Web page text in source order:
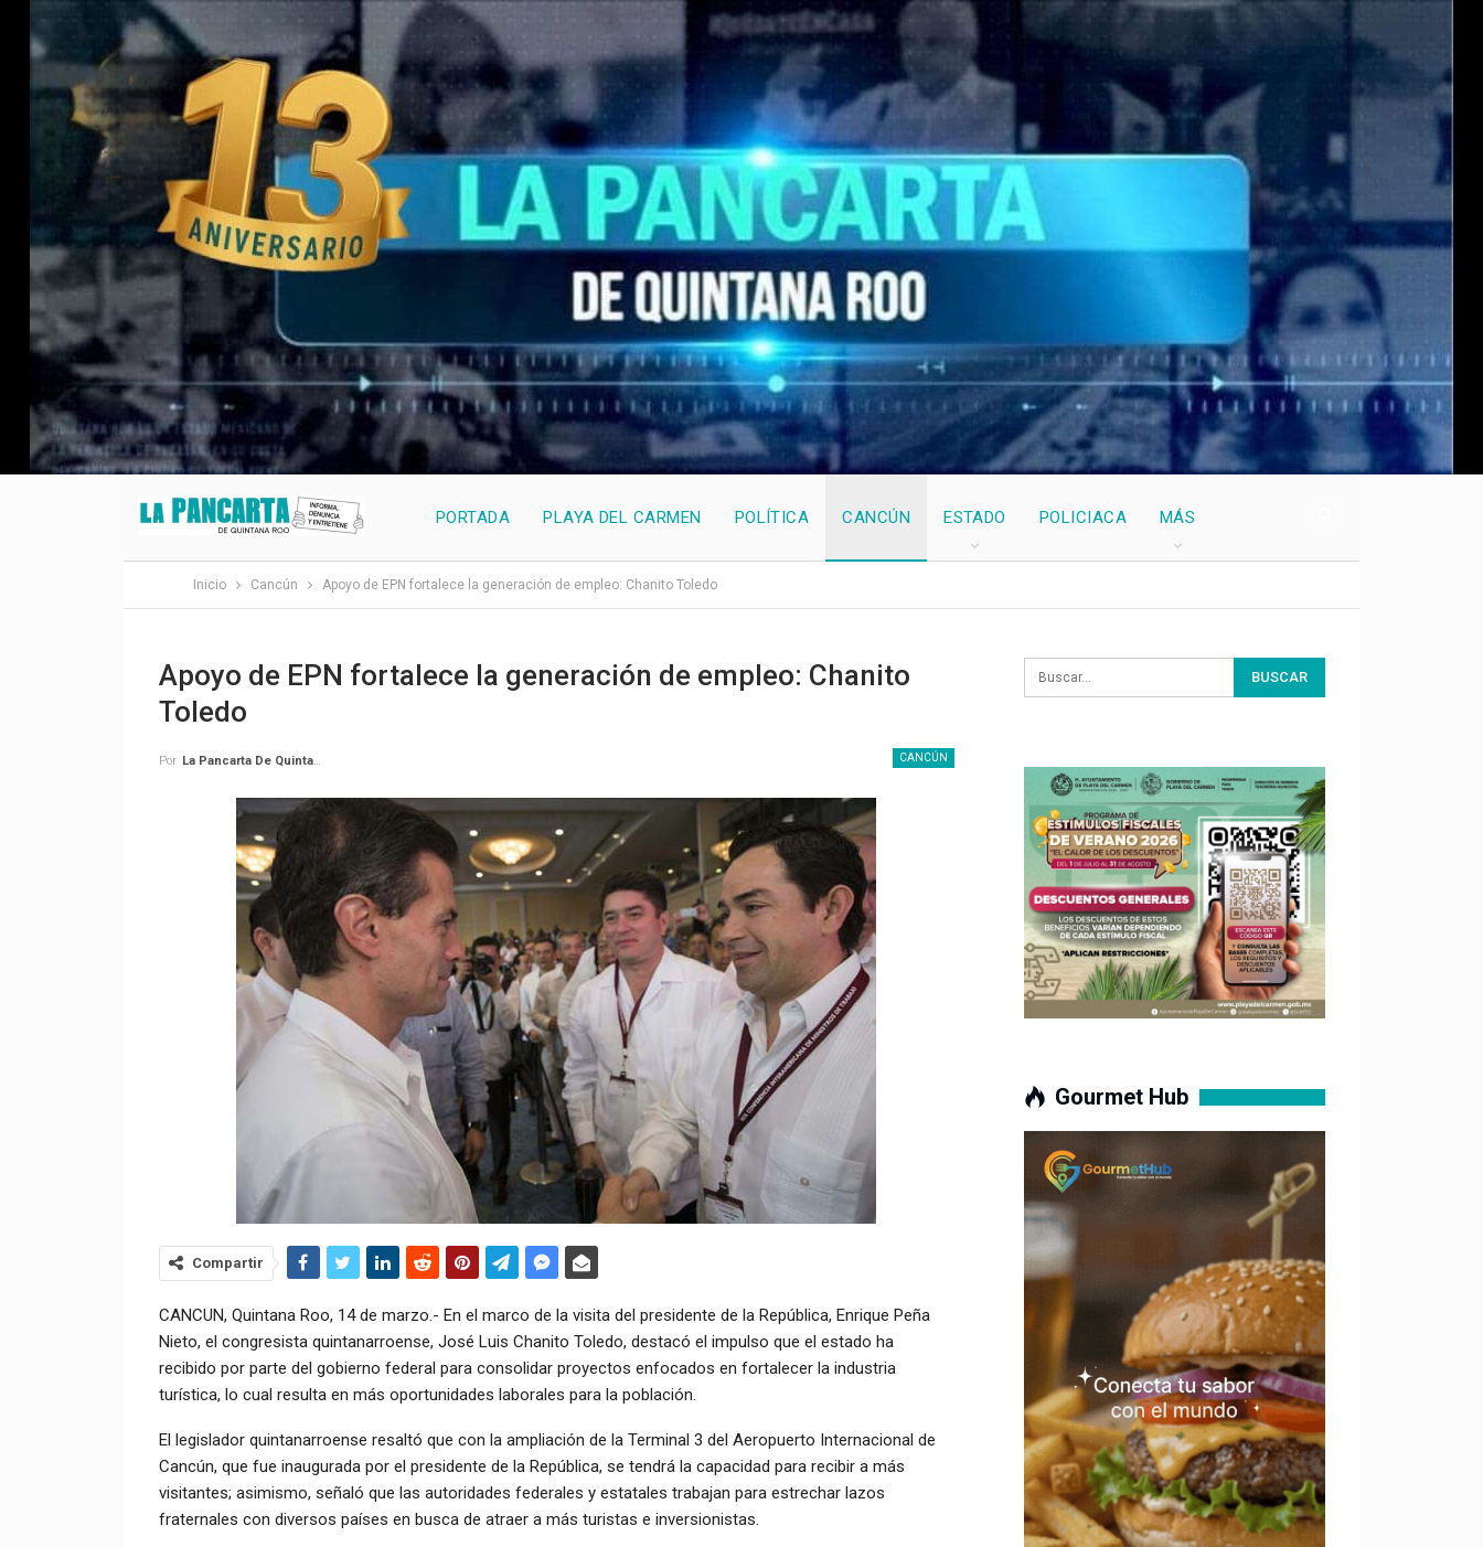
PORTADA PLAYA DEL CARMEN POLÍTICA CANCÚN ESTADO POLICIACA MÁS
Inicio Cancún Apoyo de EPN fortalece la generación de empleo: Chanito Toledo
Apoyo de EPN fortalece la generación de empleo: Chanito
Toledo
CANCÚN
Por La Pancarta De Quintana Roo
Compartir
CANCUN, Quintana Roo, 14 de marzo.- En el marco de la visita del presidente de la República, Enrique Peña
Nieto, el congresista quintanarroense, José Luis Chanito Toledo, destacó el impulso que el estado ha
recibido por parte del gobierno federal para consolidar proyectos enfocados en fortalecer la industria
turística, lo cual resulta en más oportunidades laborales para la población.
El legislador quintanarroense resaltó que con la ampliación de la Terminal 3 del Aeropuerto Internacional de
Cancún, que fue inaugurada por el presidente de la República, se tendrá la capacidad para recibir a más
visitantes; asimismo, señaló que las autoridades federales y estatales trabajan para estrechar lazos
fraternales con diversos países en busca de atraer a más turistas e inversionistas.
Gourmet Hub